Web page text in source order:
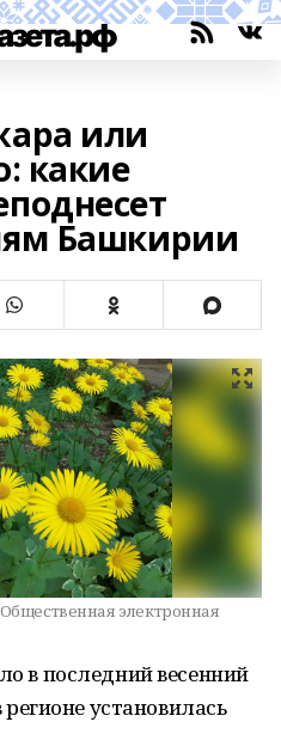
или
какие
Башкирии
электронная
в последний весенний
установилась